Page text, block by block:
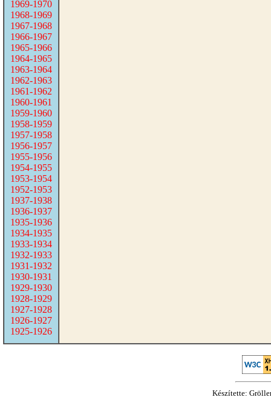
1969-1970
1968-1969
1967-1968
1966-1967
1965-1966
1964-1965
1963-1964
1962-1963
1961-1962
1960-1961
1959-1960
1958-1959
1957-1958
1956-1957
1955-1956
1954-1955
1953-1954
1952-1953
1937-1938
1936-1937
1935-1936
1934-1935
1933-1934
1932-1933
1931-1932
1930-1931
1929-1930
1928-1929
1927-1928
1926-1927
1925-1926
Készítette: